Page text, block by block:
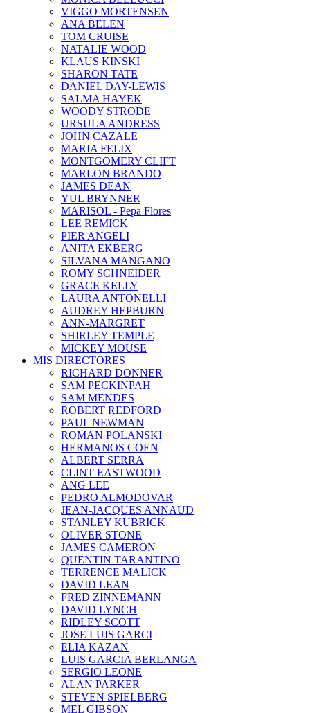
VIGGO MORTENSEN
ANA BELEN
TOM CRUISE
NATALIE WOOD
KLAUS KINSKI
SHARON TATE
DANIEL DAY-LEWIS
SALMA HAYEK
WOODY STRODE
URSULA ANDRESS
JOHN CAZALE
MARIA FELIX
MONTGOMERY CLIFT
MARLON BRANDO
JAMES DEAN
YUL BRYNNER
MARISOL - Pepa Flores
LEE REMICK
PIER ANGELI
ANITA EKBERG
SILVANA MANGANO
ROMY SCHNEIDER
GRACE KELLY
LAURA ANTONELLI
AUDREY HEPBURN
ANN-MARGRET
SHIRLEY TEMPLE
MICKEY MOUSE
MIS DIRECTORES
RICHARD DONNER
SAM PECKINPAH
SAM MENDES
ROBERT REDFORD
PAUL NEWMAN
ROMAN POLANSKI
HERMANOS COEN
ALBERT SERRA
CLINT EASTWOOD
ANG LEE
PEDRO ALMODOVAR
JEAN-JACQUES ANNAUD
STANLEY KUBRICK
OLIVER STONE
JAMES CAMERON
QUENTIN TARANTINO
TERRENCE MALICK
DAVID LEAN
FRED ZINNEMANN
DAVID LYNCH
RIDLEY SCOTT
JOSE LUIS GARCI
ELIA KAZAN
LUIS GARCIA BERLANGA
SERGIO LEONE
ALAN PARKER
STEVEN SPIELBERG
MEL GIBSON